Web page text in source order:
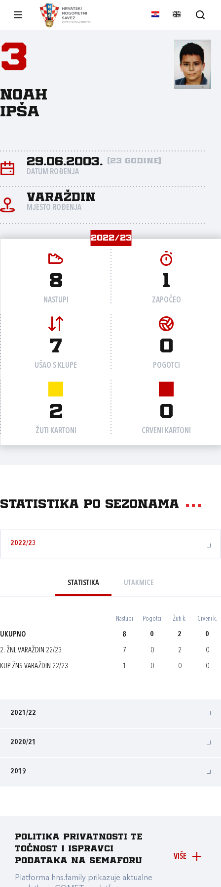
3
Noah
Ipša
29.06.2003. (23 godine)
DATUM ROĐENJA
Varaždin
MJESTO ROĐENJA
2022/23
8
NASTUPI
1
ZAPOČEO
7
UŠAO S KLUPE
0
POGOTCI
2
ŽUTI KARTONI
0
CRVENI KARTONI
Statistika po sezonama
2022/23
STATISTIKA UTAKMICE
Nastupi Pogotci Žuti k. Crveni k.
UKUPNO 8 0 2 0
2. ŽNL VARAŽDIN 22/23 7 0 2 0
KUP ŽNS VARAŽDIN 22/23 1 0 0 0
2021/22
2020/21
2019
VIŠE
Politika privatnosti te
točnost i ispravci
podataka na Semaforu
Platforma hns.family prikazuje aktualne